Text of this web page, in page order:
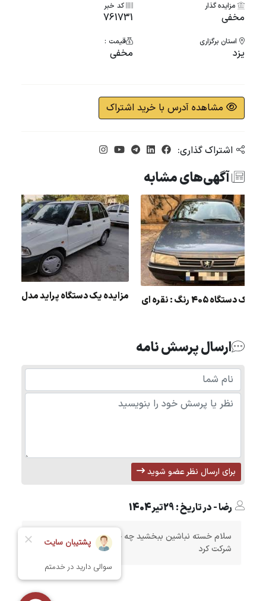
مزایده گذار
مخفی
کد خبر
761731
استان برگزاری
یزد
قیمت :
مخفی
مشاهده آدرس با خرید اشتراک
اشتراک گذاری:
آگهی‌های مشابه
مزایده یک دستگاه پراید مزایده یک دستگاه 405 رنگ : نقره ای
ارسال پرسش نامه
برای ارسال نظر عضو شوید
رضا - در تاریخ : 29تیر1404
سلام خسته نباشین ببخشید چه جوری میشه تو مزایده
شرکت کرد